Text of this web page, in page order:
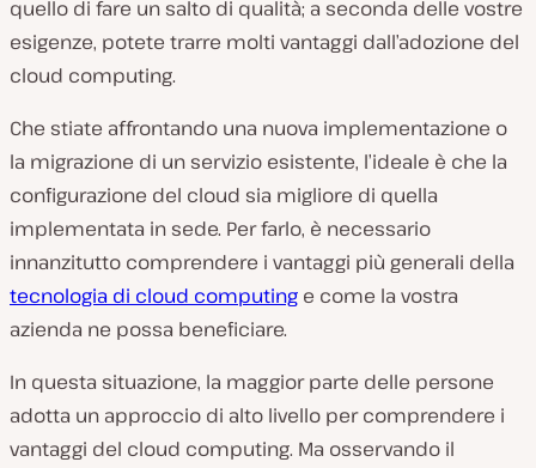
quello di fare un salto di qualità; a seconda delle vostre
esigenze, potete trarre molti vantaggi dall’adozione del
cloud computing.
Che stiate affrontando una nuova implementazione o
la migrazione di un servizio esistente, l’ideale è che la
configurazione del cloud sia migliore di quella
implementata in sede. Per farlo, è necessario
innanzitutto comprendere i vantaggi più generali della
tecnologia di cloud computing e come la vostra
azienda ne possa beneficiare.
In questa situazione, la maggior parte delle persone
adotta un approccio di alto livello per comprendere i
vantaggi del cloud computing. Ma osservando il